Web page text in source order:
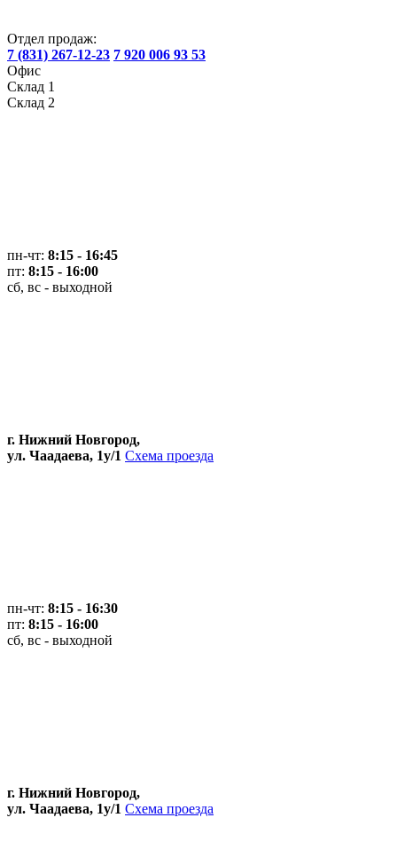
Отдел продаж:
7 (831) 267-12-23 7 920 006 93 53
Офис
Склад 1
Склад 2
пн-чт: 8:15 - 16:45
пт: 8:15 - 16:00
сб, вс - выходной
г. Нижний Новгород,
ул. Чаадаева, 1у/1 Схема проезда
пн-чт: 8:15 - 16:30
пт: 8:15 - 16:00
сб, вс - выходной
г. Нижний Новгород,
ул. Чаадаева, 1у/1 Схема проезда